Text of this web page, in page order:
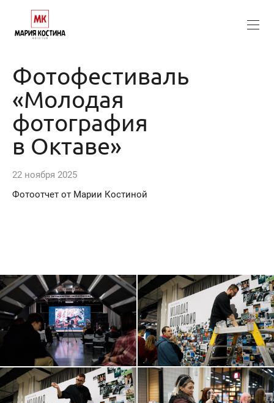
Фотофестиваль
«Молодая
фотография
в Октаве»
22 ноября 2025
Фотоотчет от Марии Костиной